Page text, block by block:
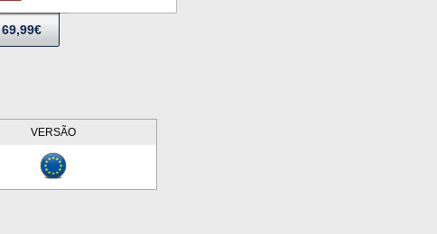
69,99€
VERSÃO